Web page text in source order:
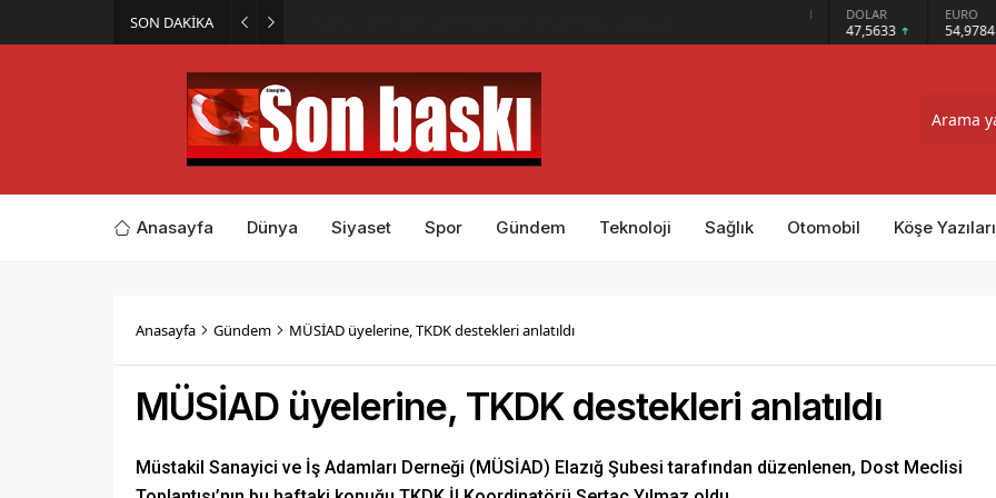
SON DAKİKA DOLAR
47,5633
EURO
54,9784
Anasayfa Dünya Siyaset Spor Gündem Teknoloji Sağlık Otomobil Köşe Yazıları
Anasayfa Gündem MÜSİAD üyelerine, TKDK destekleri anlatıldı
MÜSİAD üyelerine, TKDK destekleri anlatıldı
Müstakil Sanayici ve İş Adamları Derneği (MÜSİAD) Elazığ Şubesi tarafından düzenlenen, Dost Meclisi